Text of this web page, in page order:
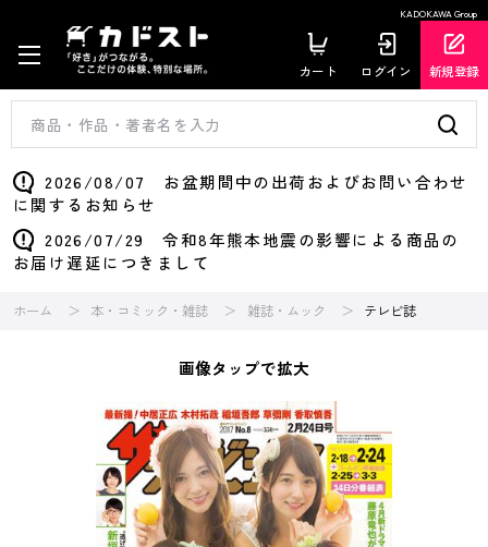
KADOKAWA Group
カート ログイン 新規登録
2026/08/07 お盆期間中の出荷およびお問い合わせ
に関するお知らせ
2026/07/29 令和8年熊本地震の影響による商品の
お届け遅延につきまして
ホーム 本・コミック・雑誌 雑誌・ムック テレビ誌
画像タップで拡大